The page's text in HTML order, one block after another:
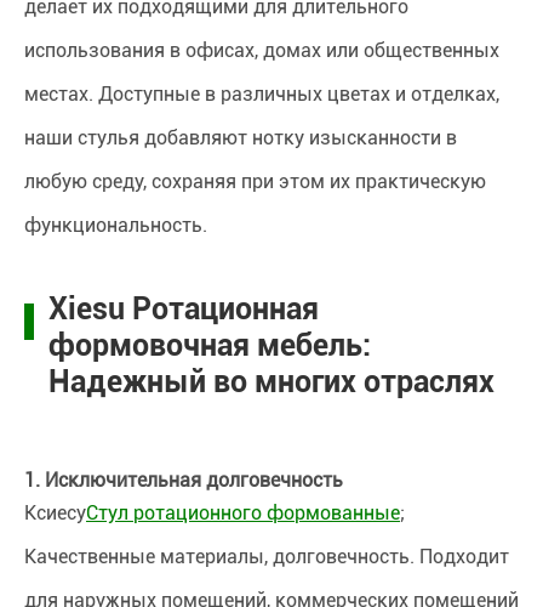
делает их подходящими для длительного
использования в офисах, домах или общественных
местах. Доступные в различных цветах и отделках,
наши стулья добавляют нотку изысканности в
любую среду, сохраняя при этом их практическую
функциональность.
Xiesu Ротационная
формовочная мебель:
Надежный во многих отраслях
1. Исключительная долговечность
КсиесуСтул ротационного формованные;
Качественные материалы, долговечность. Подходит
для наружных помещений, коммерческих помещений